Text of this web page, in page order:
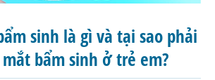
sinh là gì và tại sao phải
bẩm sinh ở trẻ em?